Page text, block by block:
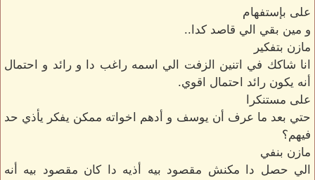
على بإستفهام
و مين بقي الي قاصد كدا..
مازن بتفكير
انا شاكك في اتنين الزفت الي اسمه راغب دا و رائد و احتمال
أنه يكون رائد احتمال اقوي.
على مستنكرا
حتي بعد ما عرف أن يوسف و أدهم اخواته ممكن يفكر يأذي حد
فيهم؟
مازن بنفي
الي حصل دا مكنش مقصود بيه أذيه دا كان مقصود بيه أنه